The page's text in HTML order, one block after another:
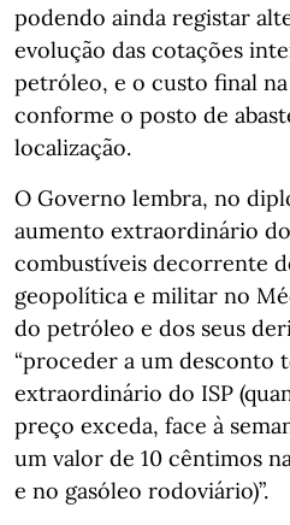
podendo ainda registar
evolução das cotações
petróleo, e o custo final
conforme o posto de
localização.
O Governo lembra, no
aumento extraordinário
combustíveis decorrente
geopolítica e militar no
do petróleo e dos seus
“proceder a um desconto
extraordinário do ISP
preço exceda, face à
um valor de 10 cêntimos
e no gasóleo rodoviário)”.